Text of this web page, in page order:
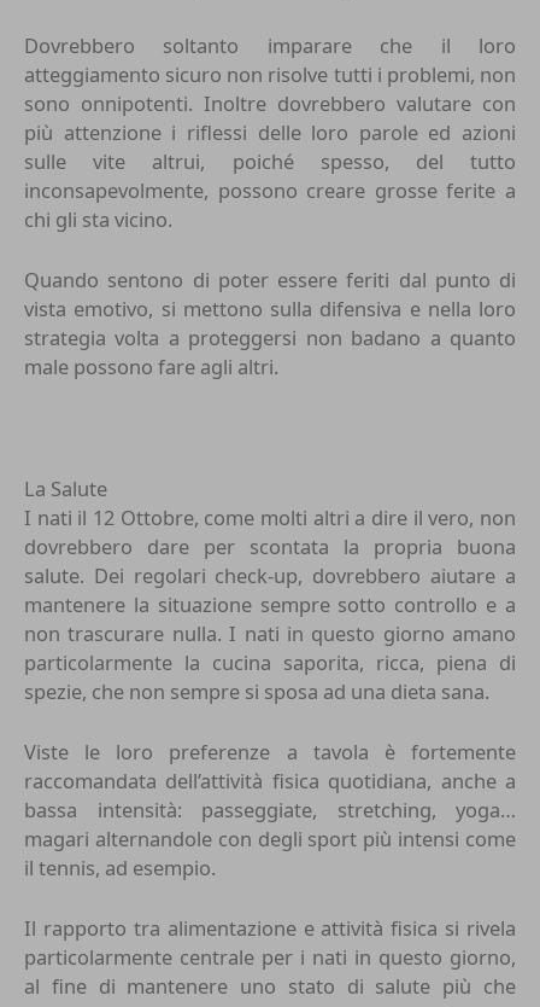
Dovrebbero soltanto imparare che il loro
atteggiamento sicuro non risolve tutti i problemi, non
sono onnipotenti. Inoltre dovrebbero valutare con
più attenzione i riflessi delle loro parole ed azioni
sulle vite altrui, poiché spesso, del tutto
inconsapevolmente, possono creare grosse ferite a
chi gli sta vicino.
Quando sentono di poter essere feriti dal punto di
vista emotivo, si mettono sulla difensiva e nella loro
strategia volta a proteggersi non badano a quanto
male possono fare agli altri.
La Salute
I nati il 12 Ottobre, come molti altri a dire il vero, non
dovrebbero dare per scontata la propria buona
salute. Dei regolari check-up, dovrebbero aiutare a
mantenere la situazione sempre sotto controllo e a
non trascurare nulla. I nati in questo giorno amano
particolarmente la cucina saporita, ricca, piena di
spezie, che non sempre si sposa ad una dieta sana.
Viste le loro preferenze a tavola è fortemente
raccomandata dell’attività fisica quotidiana, anche a
bassa intensità: passeggiate, stretching, yoga…
magari alternandole con degli sport più intensi come
il tennis, ad esempio.
Il rapporto tra alimentazione e attività fisica si rivela
particolarmente centrale per i nati in questo giorno,
al fine di mantenere uno stato di salute più che